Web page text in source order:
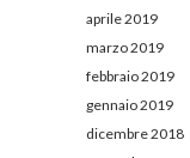
aprile 2019
marzo 2019
febbraio 2019
gennaio 2019
dicembre 2018